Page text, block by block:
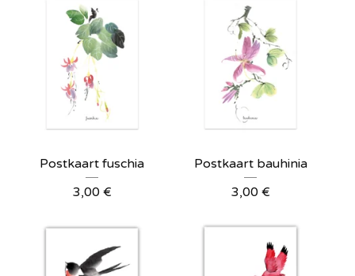
Postkaart fuschia
3,00 €
Postkaart bauhinia
3,00 €